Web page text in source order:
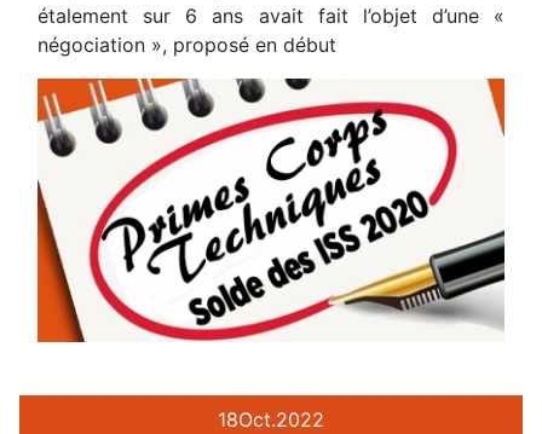
étalement sur 6 ans avait fait l’objet d’une «
négociation », proposé en début
18Oct.2022